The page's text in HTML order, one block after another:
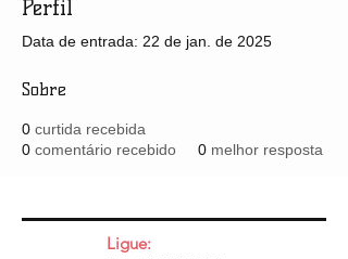
Perfil
Data de entrada: 22 de jan. de 2025
Sobre
0 curtida recebida
0 comentário recebido 0 melhor resposta
Ligue: